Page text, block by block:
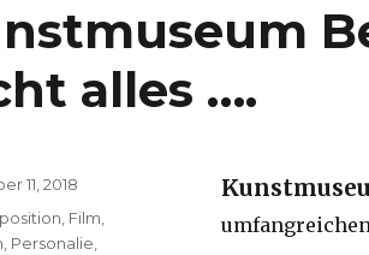
alles ….
11, 2018
Film
Personalie